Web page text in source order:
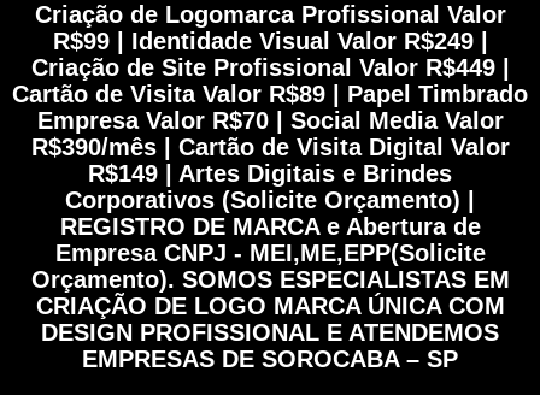
Criação de Logomarca Profissional Valor
R$99 | Identidade Visual Valor R$249 |
Criação de Site Profissional Valor R$449 |
Cartão de Visita Valor R$89 | Papel Timbrado
Empresa Valor R$70 | Social Media Valor
R$390/mês | Cartão de Visita Digital Valor
R$149 | Artes Digitais e Brindes
Corporativos (Solicite Orçamento) |
REGISTRO DE MARCA e Abertura de
Empresa CNPJ - MEI,ME,EPP(Solicite
Orçamento). SOMOS ESPECIALISTAS EM
CRIAÇÃO DE LOGO MARCA ÚNICA COM
DESIGN PROFISSIONAL E ATENDEMOS
EMPRESAS DE SOROCABA – SP